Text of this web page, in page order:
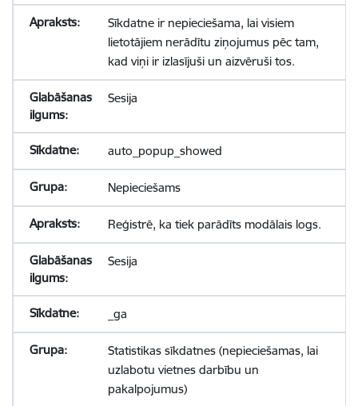
Sīkdatne ir nepieciešama, lai visiem
lietotājiem nerādītu ziņojumus pēc tam,
kad viņi ir izlasījuši un aizvēruši tos.
Sesija
auto_popup_showed
Nepieciešams
Reģistrē, ka tiek parādīts modālais logs.
Sesija
_ga
Statistikas sīkdatnes (nepieciešamas, lai
uzlabotu vietnes darbību un
pakalpojumus)